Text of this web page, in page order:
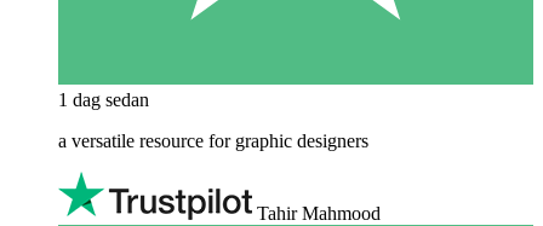
1 dag sedan
a versatile resource for graphic designers
Tahir Mahmood